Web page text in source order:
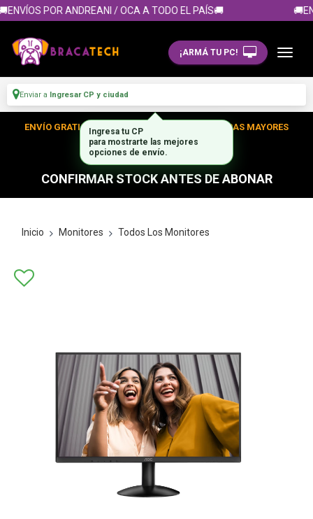
POR ANDREANI / OCA A TODO EL PAÍS🚚
¡ARMÁ TU PC!
Enviar a Ingresar CP y ciudad
ENVÍO GRATIS DENTRO DE CABA EN TUS COMPRAS MAYORES
A $300.000
CONFIRMAR STOCK ANTES DE ABONAR
Inicio Monitores Todos Los Monitores
Ingresa tu CP
para mostrarte las mejores
opciones de envío.